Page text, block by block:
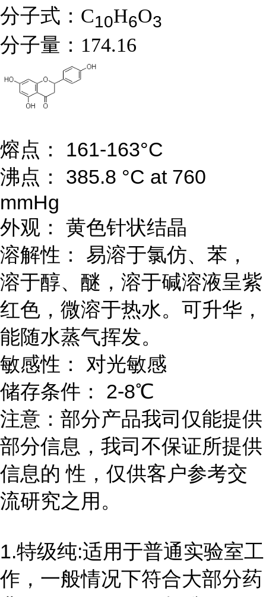
分子式： C10H6O3
分子量： 174.16
熔点： 161-163°C
沸点： 385.8 °C at 760
mmHg
外观： 黄色针状结晶
溶解性： 易溶于氯仿、苯，
溶于醇、醚，溶于碱溶液呈紫
红色，微溶于热水。可升华，
能随水蒸气挥发。
敏感性： 对光敏感
储存条件： 2-8℃
注意：部分产品我司仅能提供
部分信息，我司不保证所提供
信息的 性，仅供客户参考交
流研究之用。
1.特级纯:适用于普通实验室工
作，一般情况下符合大部分药